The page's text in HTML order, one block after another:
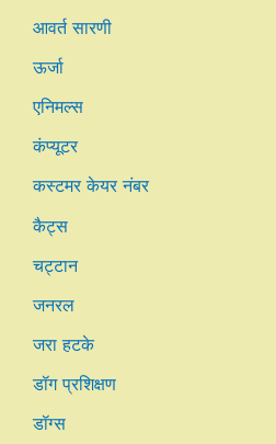
आवर्त सारणी
ऊर्जा
एनिमल्स
कंप्यूटर
कस्टमर केयर नंबर
कैट्स
चट्टान
जनरल
जरा हटके
डॉग प्रशिक्षण
डॉग्स